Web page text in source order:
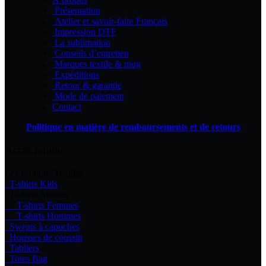
produit
Présentation
Atelier et savoir-faire Français
Impression DTF
La sublimation
Conseils d’entretien
Marques textile & mug
Expéditions
Retour & garantie
Mode de paiement
Contact
Politique en matière de remboursements et de retours
T-shirts Kids
T-shirts Femmes
T-shirts Hommes
Sweats à capuches
Housses de coussin
Tabliers
Totes Bag